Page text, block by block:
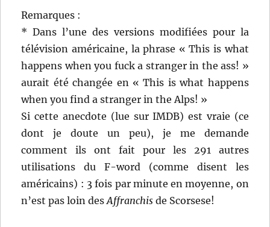
Remarques :
* Dans l’une des versions modifiées pour la
télévision américaine, la phrase « This is what
happens when you fuck a stranger in the ass! »
aurait été changée en « This is what happens
when you find a stranger in the Alps! »
Si cette anecdote (lue sur IMDB) est vraie (ce
dont je doute un peu), je me demande
comment ils ont fait pour les 291 autres
utilisations du F-word (comme disent les
américains) : 3 fois par minute en moyenne, on
n’est pas loin desAffranchis de Scorsese!